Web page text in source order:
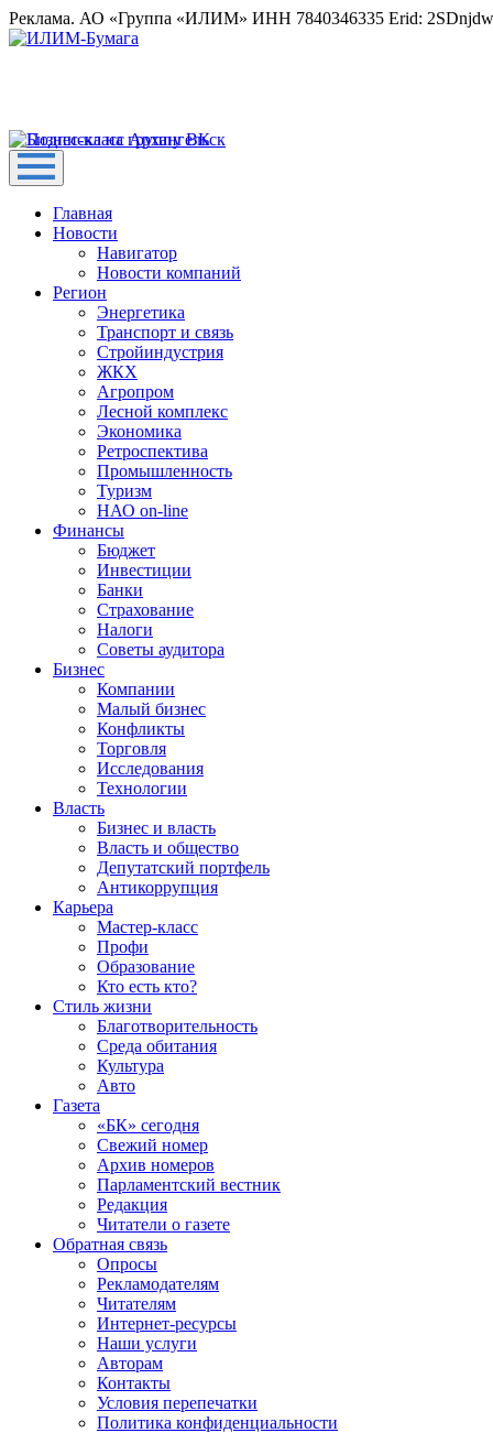
Реклама. АО «Группа «ИЛИМ» ИНН 7840346335 Erid:
Главная
Новости
Навигатор
Новости компаний
Регион
Энергетика
Транспорт и связь
Стройиндустрия
ЖКХ
Агропром
Лесной комплекс
Экономика
Ретроспектива
Промышленность
Туризм
НАО on-line
Финансы
Бюджет
Инвестиции
Банки
Страхование
Налоги
Советы аудитора
Бизнес
Компании
Малый бизнес
Конфликты
Торговля
Исследования
Технологии
Власть
Бизнес и власть
Власть и общество
Депутатский портфель
Антикоррупция
Карьера
Мастер-класс
Профи
Образование
Кто есть кто?
Стиль жизни
Благотворительность
Среда обитания
Культура
Авто
Газета
«БК» сегодня
Свежий номер
Архив номеров
Парламентский вестник
Редакция
Читатели о газете
Обратная связь
Опросы
Рекламодателям
Читателям
Интернет-ресурсы
Наши услуги
Авторам
Контакты
Условия перепечатки
Политика конфиденциальности